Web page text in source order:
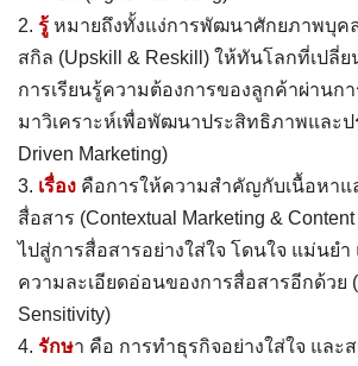
2. รู้ หมายถึงทั้งแง่การพัฒนาศักยภาพบุค
สกิล (Upskill & Reskill) ให้ทันโลกที่เปลี่
การเรียนรู้ความต้องการของลูกค้าผ่านก
มาวิเคราะห์เพื่อพัฒนาประสิทธิภาพและป
Driven Marketing)
3. เรื่อง คือการให้ความสำคัญกับเนื้อหาแ
สื่อสาร (Contextual Marketing &
ไปสู่การสื่อสารอย่างใส่ใจ โดนใจ แม่นยำ
ความละเอียดอ่อนของการสื่อสารอีกด้วย
Sensitivity)
4. รักษา คือ การทำธุรกิจอย่างใส่ใจ แล